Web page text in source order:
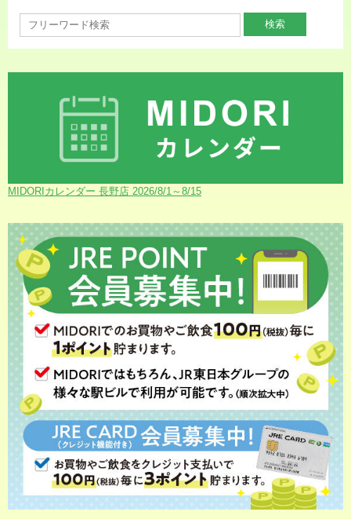
MIDORIカレンダー 長野店 2026/8/1～8/15